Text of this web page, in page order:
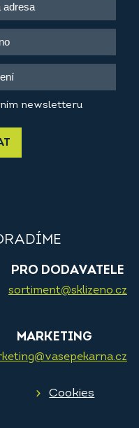
newsletteru
PRO DODAVATELE
sortiment@sklizeno.cz
MARKETING
Cookies